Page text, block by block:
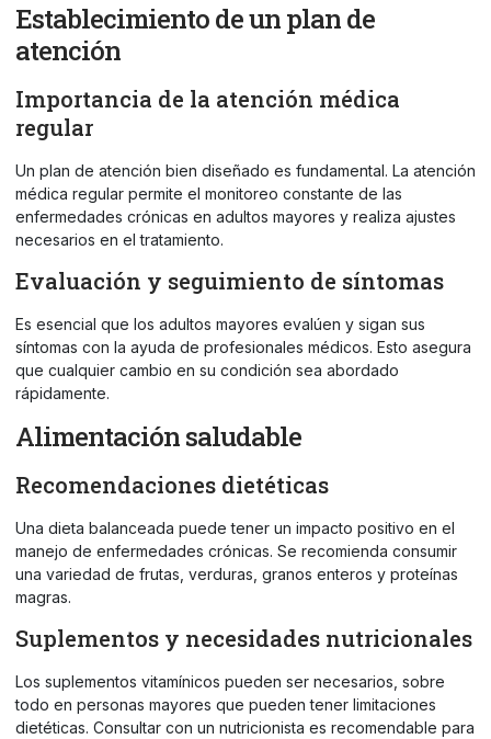
Establecimiento de un plan de
atención
Importancia de la atención médica
regular
Un plan de atención bien diseñado es fundamental. La atención
médica regular permite el monitoreo constante de las
enfermedades crónicas en adultos mayores y realiza ajustes
necesarios en el tratamiento.
Evaluación y seguimiento de síntomas
Es esencial que los adultos mayores evalúen y sigan sus
síntomas con la ayuda de profesionales médicos. Esto asegura
que cualquier cambio en su condición sea abordado
rápidamente.
Alimentación saludable
Recomendaciones dietéticas
Una dieta balanceada puede tener un impacto positivo en el
manejo de enfermedades crónicas. Se recomienda consumir
una variedad de frutas, verduras, granos enteros y proteínas
magras.
Suplementos y necesidades nutricionales
Los suplementos vitamínicos pueden ser necesarios, sobre
todo en personas mayores que pueden tener limitaciones
dietéticas. Consultar con un nutricionista es recomendable para